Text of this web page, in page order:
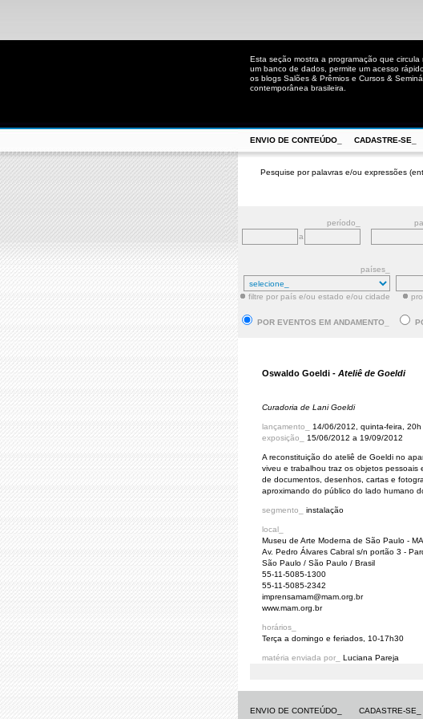
Esta seção mostra a programação que
um banco de dados, permite um acesso
os blogs Salões & Prêmios e Cursos &
contemporânea brasileira.
ENVIO DE CONTEÚDO_ CADASTRE-SE_
Pesquise por palavras e/ou expressões
período_
a
países_
filtre por país e/ou estado e/ou cidade
POR EVENTOS EM ANDAMENTO_
Oswaldo Goeldi - Ateliê de Goeldi
Curadoria de Lani Goeldi
lançamento_ 14/06/2012, quinta-feira, 20h
exposição_ 15/06/2012 a 19/09/2012
A reconstituição do ateliê de Goeldi no
viveu e trabalhou traz os objetos pessoais
de documentos, desenhos, cartas e
aproximando do público do lado humano
segmento_ instalação
local_
Museu de Arte Moderna de São Paulo -
Av. Pedro Álvares Cabral s/n portão 3 -
São Paulo / São Paulo / Brasil
55-11-5085-1300
55-11-5085-2342
imprensamam@mam.org.br
www.mam.org.br
horários_
Terça a domingo e feriados, 10-17h30
matéria enviada por_ Luciana Pareja
ENVIO DE CONTEÚDO_ CADASTRE-SE_